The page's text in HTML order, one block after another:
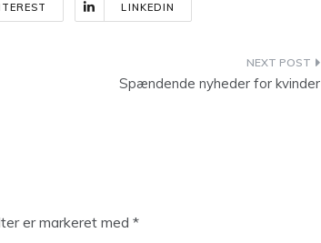
LINKEDIN
Spændende nyheder for kvinder
er markeret med *